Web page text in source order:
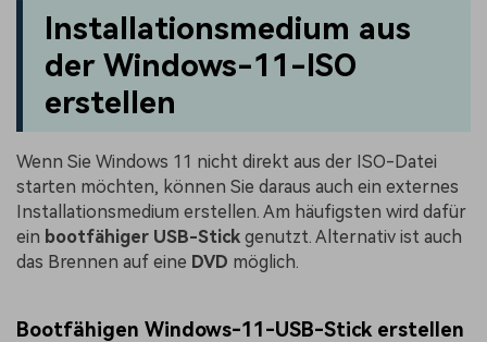
Installationsmedium aus
der Windows-11-ISO
erstellen
Wenn Sie Windows 11 nicht direkt aus der ISO-Datei
starten möchten, können Sie daraus auch ein externes
Installationsmedium erstellen. Am häufigsten wird dafür
ein bootfähiger USB-Stick genutzt. Alternativ ist auch
das Brennen auf eine DVD möglich.
Bootfähigen Windows-11-USB-Stick erstellen